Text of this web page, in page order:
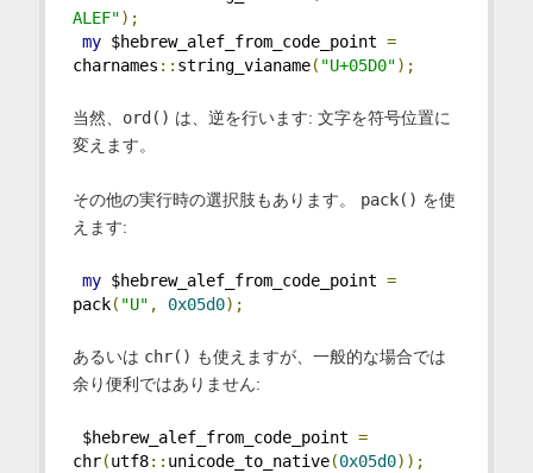
ALEF");
my $hebrew_alef_from_code_point =
charnames :: string_vianame( "U+05D0");
当然、 ord() は、逆を行います: 文字を符号位置に
変えます。
その他の実行時の選択肢もあります。 pack() を使
えます:
my $hebrew_alef_from_code_point =
pack( "U" , 0x05d0);
あるいは chr() も使えますが、一般的な場合では
余り便利ではありません:
$hebrew_alef_from_code_point =
chr(utf8:: unicode_to_native(0x05d0));